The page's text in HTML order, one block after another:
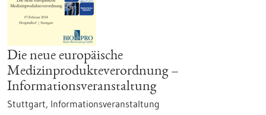
Die neue europäische
Medizinprodukteverordnung –
Informationsveranstaltung
Stuttgart, Informationsveranstaltung